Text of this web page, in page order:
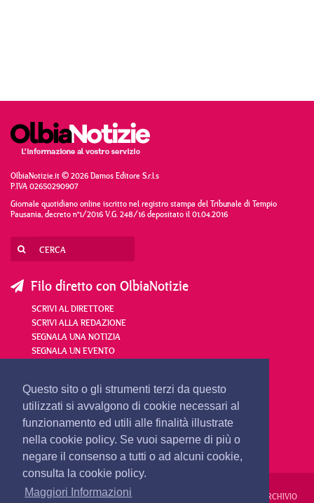
Questo sito o gli strumenti terzi da questo
utilizzati si avvalgono di cookie necessari al
funzionamento ed utili alle finalità illustrate
nella cookie policy. Se vuoi saperne di più o
negare il consenso a tutti o ad alcuni cookie,
consulta la cookie policy.
Maggiori Informazioni
OlbiaNotizie.it © 2026 Damos Editore S.r.l.s
P.IVA 02650290907
Giornale quotidiano online iscritto nel registro stampa del Tribunale di Tempio
Pausania, decreto n°1/2016 V.G. 248/16 depositato il 01.04.2016
Filo diretto con OlbiaNotizie
SCRIVI AL DIRETTORE
SCRIVI ALLA REDAZIONE
SEGNALA UNA NOTIZIA
SEGNALA UN EVENTO
redazione@olbianotizie.it
REDAZIONE PUBBLICITÀ PRIVACY E COOKIES ARCHIVIO